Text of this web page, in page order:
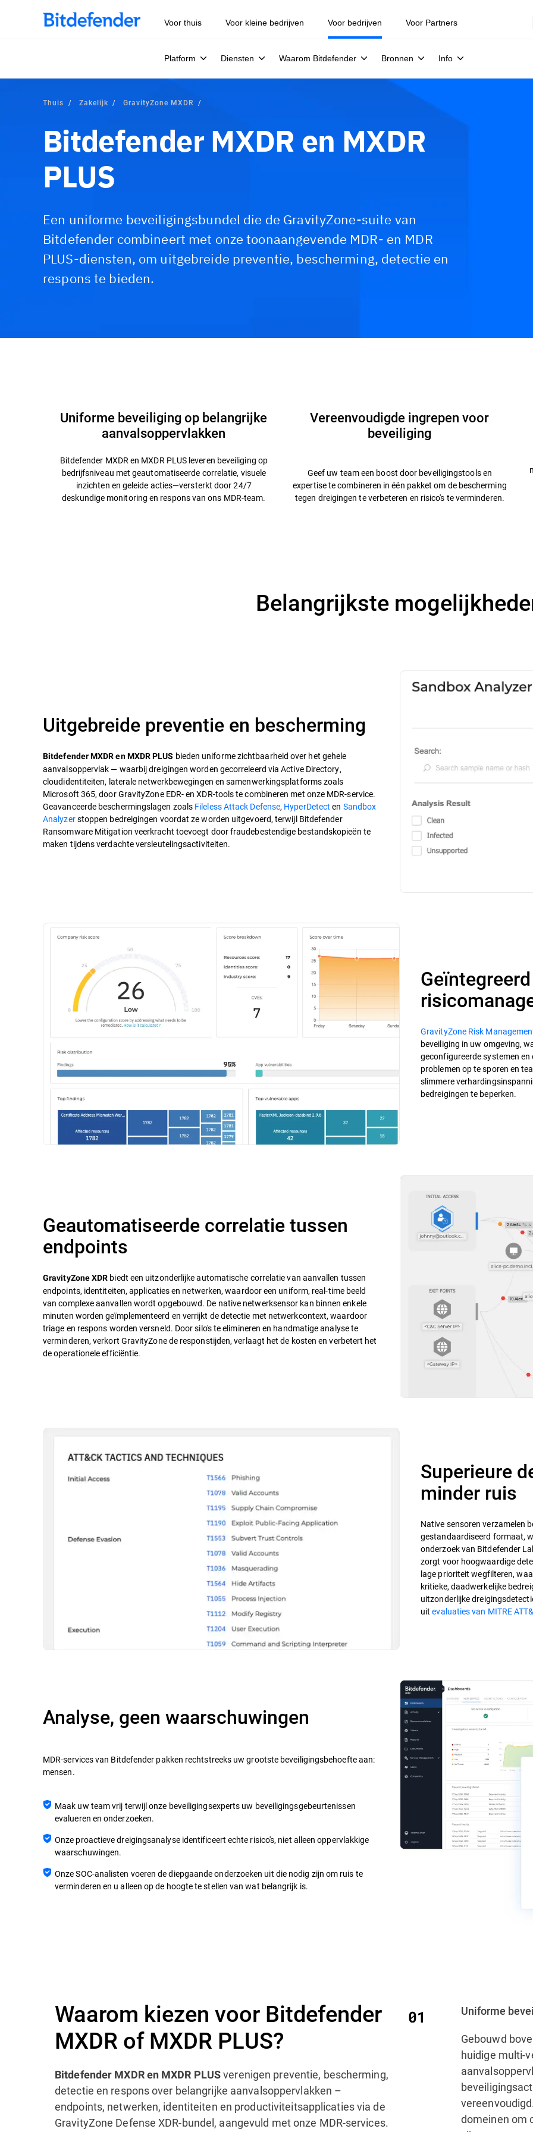
Voor thuis Voor kleine bedrijven Voor bedrijven
Platform Diensten Waarom Bitdefender Bronnen Info
Voor Partners
Thuis Zakelijk GravityZone MXDR
Bitdefender MXDR en MXDR
PLUS
Een uniforme beveiligingsbundel die de GravityZone-suite van
Bitdefender combineert met onze toonaangevende MDR- en MDR
PLUS-diensten, om uitgebreide preventie, bescherming, detectie en
respons te bieden.
Uniforme beveiliging op belangrijke
aanvalsoppervlakken
Bitdefender MXDR en MXDR PLUS leveren beveiliging op
bedrijfsniveau met geautomatiseerde correlatie, visuele
inzichten en geleide acties—versterkt door 24/7
deskundige monitoring en respons van ons MDR-team.
Vereenvoudigde ingrepen voor
beveiliging
Geef uw team een boost door beveiligingstools en
expertise te combineren in één pakket om de bescherming
tegen dreigingen te verbeteren en risico's te verminderen.
Belangrijkste
Uitgebreide preventie en bescherming
Bitdefender MXDR en MXDR PLUS bieden uniforme zichtbaarheid over het gehele
aanvalsoppervlak — waarbij dreigingen worden gecorreleerd via Active Directory,
cloudidentiteiten, laterale netwerkbewegingen en samenwerkingsplatforms zoals
Microsoft 365, door GravityZone EDR- en XDR-tools te combineren met onze MDR-service.
Geavanceerde beschermingslagen zoals Fileless Attack Defense, HyperDetect en Sandbox
Analyzerstoppen bedreigingen voordat ze worden uitgevoerd, terwijl Bitdefender
Ransomware Mitigation veerkracht toevoegt door fraudebestendige bestandskopieën te
maken tijdens verdachte versleutelingsactiviteiten.
GravityZone Risk
beveiliging in uw omgeving,
geconfigureerde systemen
problemen op te sporen en
slimmere
bedreigingen te beperken.
Geautomatiseerde correlatie tussen
endpoints
GravityZone XDR biedt een uitzonderlijke automatische correlatie van aanvallen tussen
endpoints, identiteiten, applicaties en netwerken, waardoor een uniform, real-time beeld
van complexe aanvallen wordt opgebouwd. De native netwerksensor kan binnen enkele
minuten worden geïmplementeerd en verrijkt de detectie met netwerkcontext, waardoor
triage en respons worden versneld. Door silo's te elimineren en handmatige analyse te
verminderen, verkort GravityZone de responstijden, verlaagt het de kosten en verbetert het
de operationele efficiëntie.
Superieure
minder ruis
Native sensoren verzamelen
gestandaardiseerd formaat,
onderzoek van Bitdefender
zorgt voor hoogwaardige
lage prioriteit wegfilteren,
kritieke, daadwerkelijke
uitzonderlijke
uitevaluaties van MITRE
Analyse, geen waarschuwingen
MDR-services van Bitdefender pakken rechtstreeks uw grootste beveiligingsbehoefte aan:
mensen.
Maak uw team vrij terwijl onze beveiligingsexperts uw beveiligingsgebeurtenissen
evalueren en onderzoeken.
Onze proactieve dreigingsanalyse identificeert echte risico's, niet alleen oppervlakkige
waarschuwingen.
Onze SOC-analisten voeren de diepgaande onderzoeken uit die nodig zijn om ruis te
verminderen en u alleen op de hoogte te stellen van wat belangrijk is.
Waarom kiezen voor Bitdefender
MXDR of MXDR PLUS?
Bitdefender MXDR en MXDR PLUSverenigen preventie, bescherming,
detectie en respons over belangrijke aanvalsoppervlakken –
endpoints, netwerken, identiteiten en productiviteitsapplicaties via de
GravityZone Defense XDR-bundel, aangevuld met onze MDR-services.
Uniforme
Gebouwd
huidige multi-
domeinen om